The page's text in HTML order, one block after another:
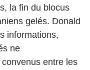
la fin du blocus
gelés. Donald
informations,
ne
entre les